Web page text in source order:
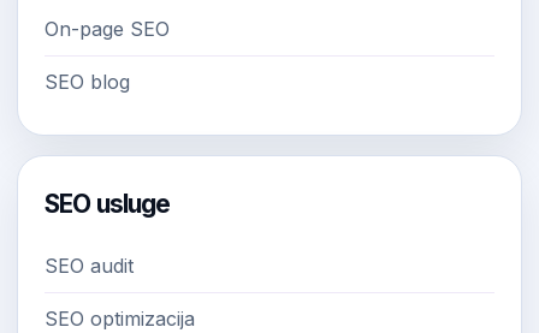
On-page SEO
SEO blog
SEO usluge
SEO audit
SEO optimizacija